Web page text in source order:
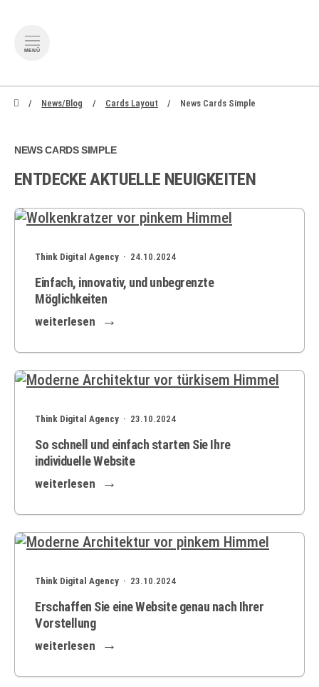
MENÜ
zum Inhalt springen
News/Blog Cards Layout News Cards Simple
NEWS CARDS SIMPLE
ENTDECKE AKTUELLE NEUIGKEITEN
Think Digital Agency · 24.10.2024
Einfach, innovativ, und unbegrenzte
Möglichkeiten
weiterlesen
Think Digital Agency · 23.10.2024
So schnell und einfach starten Sie Ihre
individuelle Website
weiterlesen
Think Digital Agency · 23.10.2024
Erschaffen Sie eine Website genau nach Ihrer
Vorstellung
weiterlesen